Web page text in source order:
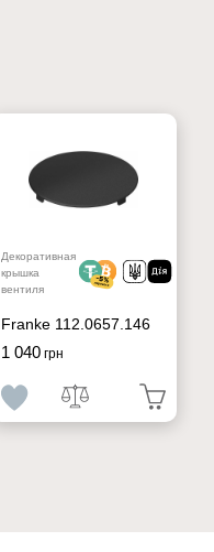
Декоративная
крышка
вентиля
Franke 112.0657.146
1 040грн